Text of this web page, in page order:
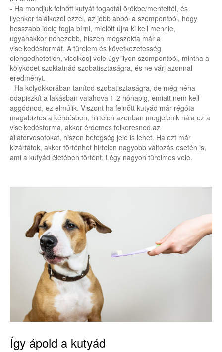
- Ha mondjuk felnőtt kutyát fogadtál örökbe/mentettél, és
ilyenkor találkozol ezzel, az jobb abból a szempontból, hogy
hosszabb ideig fogja bírni, mielőtt újra ki kell mennie,
ugyanakkor nehezebb, hiszen megszokta már a
viselkedésformát. A türelem és következetesség
elengedhetetlen, viselkedj vele úgy ilyen szempontból, mintha a
kölyködet szoktatnád szobatisztaságra, és ne várj azonnal
eredményt.
- Ha kölyökkorában tanítod szobatisztaságra, de még néha
odapiszkít a lakásban valahova 1-2 hónapig, emiatt nem kell
aggódnod, ez elmúlik. Viszont ha felnőtt kutyád már régóta
magabiztos a kérdésben, hirtelen azonban megjelenik nála ez a
viselkedésforma, akkor érdemes felkeresned az
állatorvosotokat, hiszen betegség jele is lehet. Ha ezt már
kizártátok, akkor történhet hirtelen nagyobb változás esetén is,
ami a kutyád életében történt. Légy nagyon türelmes vele.
Így ápold a kutyád